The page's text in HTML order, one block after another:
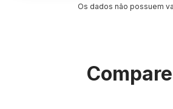
Os dados não possuem